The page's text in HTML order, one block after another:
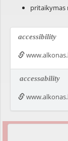
pritaikymas
accessibility
accessability